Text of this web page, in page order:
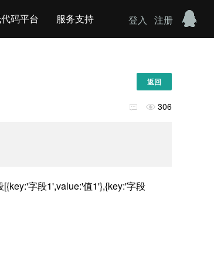
码平台 服务支持 登入 注册
返回
  306
字段1',value:'值1'},{key:'字段